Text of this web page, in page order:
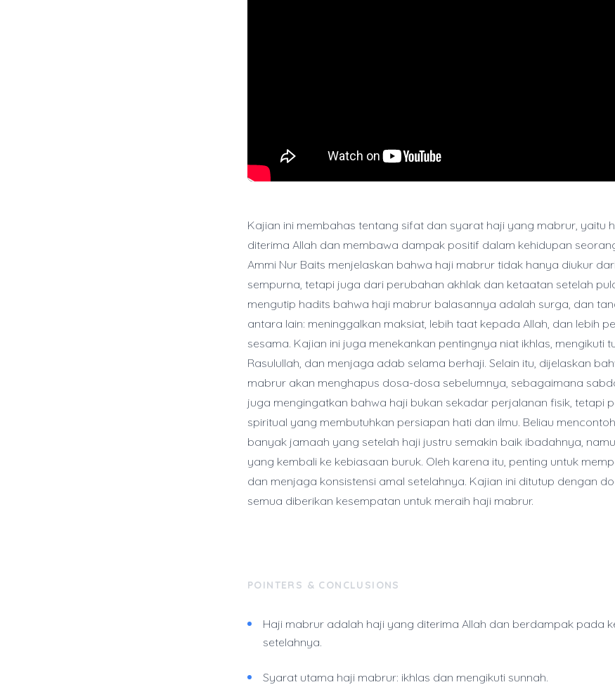
Kajian ini membahas tentang sifat dan syarat haji yang mabrur, yaitu
diterima Allah dan membawa dampak positif dalam kehidupan
Ammi Nur Baits menjelaskan bahwa haji mabrur tidak hanya diukur
sempurna, tetapi juga dari perubahan akhlak dan ketaatan setelah
mengutip hadits bahwa haji mabrur balasannya adalah surga, dan
antara lain: meninggalkan maksiat, lebih taat kepada Allah, dan lebih
sesama. Kajian ini juga menekankan pentingnya niat ikhlas, mengikuti
Rasulullah, dan menjaga adab selama berhaji. Selain itu, dijelaskan
mabrur akan menghapus dosa-dosa sebelumnya, sebagaimana
juga mengingatkan bahwa haji bukan sekadar perjalanan fisik, tetapi
spiritual yang membutuhkan persiapan hati dan ilmu. Beliau
banyak jamaah yang setelah haji justru semakin baik ibadahnya,
yang kembali ke kebiasaan buruk. Oleh karena itu, penting untuk
dan menjaga konsistensi amal setelahnya. Kajian ini ditutup dengan
semua diberikan kesempatan untuk meraih haji mabrur.
POINTERS & CONCLUSIONS
Haji mabrur adalah haji yang diterima Allah dan berdampak pada
setelahnya.
Syarat utama haji mabrur: ikhlas dan mengikuti sunnah.